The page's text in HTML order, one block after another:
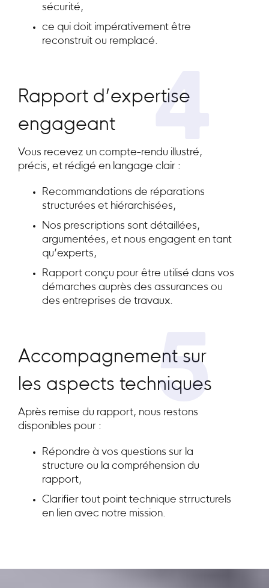
sécurité,
ce qui doit impérativement être
reconstruit ou remplacé.
4
Rapport d’expertise
engageant
Vous recevez un compte-rendu illustré,
précis, et rédigé en langage clair :
Recommandations de réparations
structurées et hiérarchisées,
Nos prescriptions sont détaillées,
argumentées, et nous engagent en tant
qu’experts,
Rapport conçu pour être utilisé dans vos
démarches auprès des assurances ou
des entreprises de travaux.
5
Accompagnement sur
les aspects techniques
Après remise du rapport, nous restons
disponibles pour :
Répondre à vos questions sur la
structure ou la compréhension du
rapport,
Clarifier tout point technique strructurels
en lien avec notre mission.